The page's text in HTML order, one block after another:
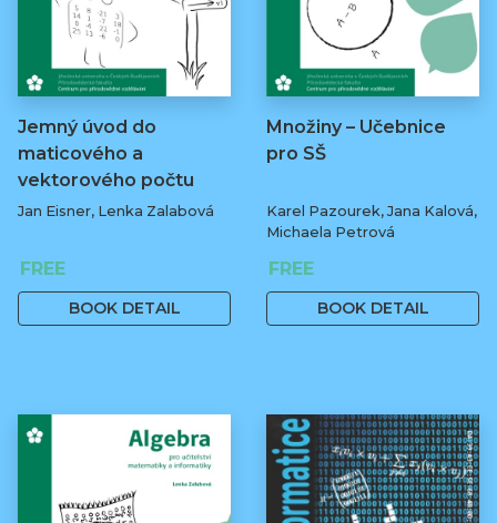
Jemný úvod do
maticového a
vektorového počtu
Jan Eisner, Lenka Zalabová
FREE
BOOK DETAIL
Množiny – Učebnice
pro SŠ
Karel Pazourek, Jana Kalová,
Michaela Petrová
FREE
BOOK DETAIL